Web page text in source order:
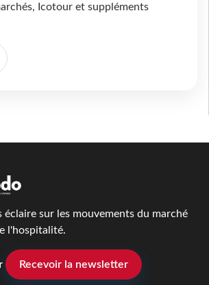
Icotour et suppléments
éclaire sur les mouvements du marché
l'hospitalité.
Recevoir la newsletter